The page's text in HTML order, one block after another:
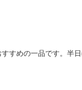
すめの一品です。半